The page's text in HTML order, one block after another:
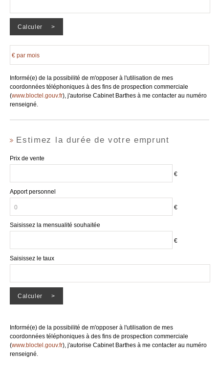
€ par mois
Informé(e) de la possibilité de m'opposer à l'utilisation de mes
coordonnées téléphoniques à des fins de prospection commerciale
(www.bloctel.gouv.fr), j'autorise Cabinet Barthes à me contacter au numéro
renseigné.
Estimez la durée de votre emprunt
Prix de vente
€
Apport personnel
€
Saisissez la mensualité souhaitée
€
Saisissez le taux
Informé(e) de la possibilité de m'opposer à l'utilisation de mes
coordonnées téléphoniques à des fins de prospection commerciale
(www.bloctel.gouv.fr), j'autorise Cabinet Barthes à me contacter au numéro
renseigné.